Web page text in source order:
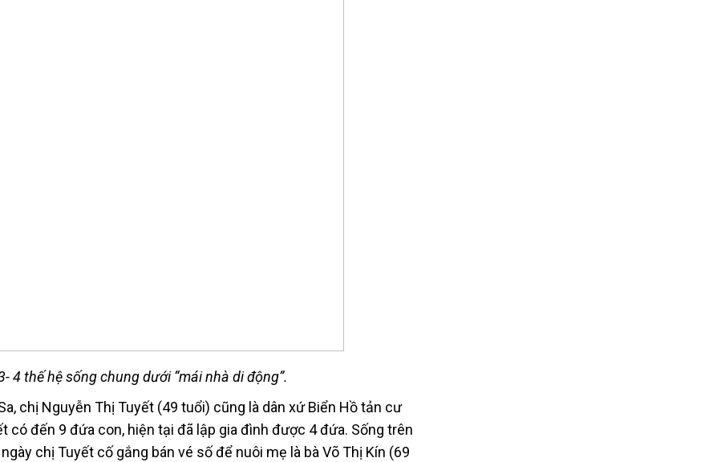
4 thế hệ sống chung dưới “mái nhà di động”.
chị Nguyễn Thị Tuyết (49 tuổi) cũng là dân xứ Biển Hồ tản cư
có đến 9 đứa con, hiện tại đã lập gia đình được 4 đứa. Sống trên
chị Tuyết cố gắng bán vé số để nuôi mẹ là bà Võ Thị Kín (69